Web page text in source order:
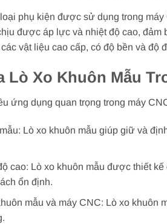
phụ kiện được sử dụng trong
được áp lực và nhiệt độ cao,
vật liệu cao cấp, có độ bền và độ
Lò Xo Khuôn Mẫu
ứng dụng quan trọng trong máy
Lò xo khuôn mẫu giúp giữ và
cao: Lò xo khuôn mẫu được thiết
ổn định.
mẫu và máy CNC: Lò xo